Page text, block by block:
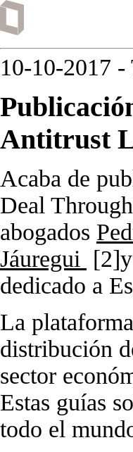
10-10-2017 -
Antitrust
Acaba de
Deal
abogados
Jáuregui [2]
dedicado a
La
distribución
sector
Estas guías
todo el